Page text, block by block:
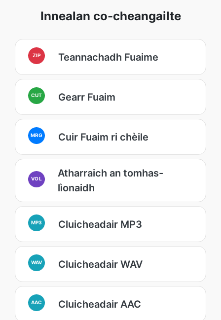
Innealan co-cheangailte
ZIP Teannachadh Fuaime
CUT Gearr Fuaim
MRG Cuir Fuaim ri chèile
VOL
Atharraich an tomhas-
lìonaidh
MP3 Cluicheadair MP3
WAV Cluicheadair WAV
AAC Cluicheadair AAC